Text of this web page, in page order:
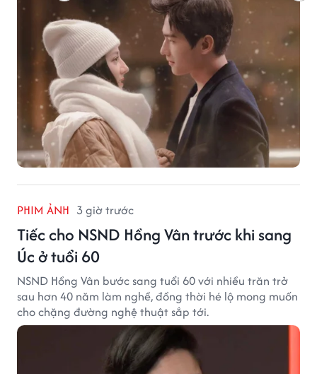
PHIM ẢNH 3 giờ trước
Tiếc cho NSND Hồng Vân trước khi sang
Úc ở tuổi 60
NSND Hồng Vân bước sang tuổi 60 với nhiều trăn trở
sau hơn 40 năm làm nghề, đồng thời hé lộ mong muốn
cho chặng đường nghệ thuật sắp tới.